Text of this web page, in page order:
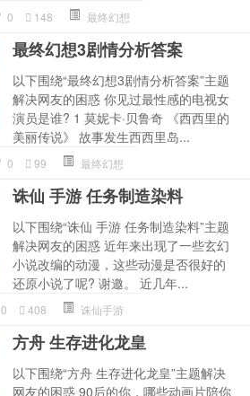
0 148 最终幻想
最终幻想3剧情分析答案
以下围绕“最终幻想3剧情分析答案”主题
解决网友的困惑 你见过最性感的电视女
演员是谁? 1 莫妮卡·贝鲁奇 《西西里的
美丽传说》 故事发生西西里岛...
0 99 最终幻想
诛仙 手游 任务制造染料
以下围绕“诛仙 手游 任务制造染料”主题
解决网友的困惑 近年来出现了一些玄幻
小说改编的动漫，这些动漫是否很好的
还原小说了呢? 谢邀。 近几年...
0 408 诛仙手游
方舟 生存进化龙皇
以下围绕“方舟 生存进化龙皇”主题解决
网友的困惑 90后的你，哪些动画片陪你